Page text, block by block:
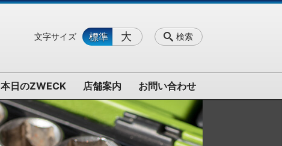
本日のZWECK 店舗案内 お問い合わせ
検索
文字サイズ 標準 大